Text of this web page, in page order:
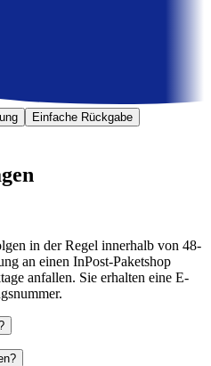
Einfache Rückgabe
in der Regel innerhalb von 48-
an einen InPost-Paketshop
anfallen. Sie erhalten eine E-